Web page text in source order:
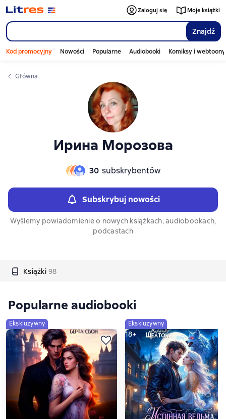
Znajdź
Zaloguj się Moje książki
Kod promocyjny Nowości Popularne Audiobooki Komiksy i webtoony
Główna
Ирина Морозова
30 subskrybentów
Subskrybuj nowości
Wyślemy powiadomienie o nowych książkach, audiobookach,
podcastach
Książki 98
Слайдер с книгами
Popularne audiobooki
Ekskluzywny Ekskluzywny
18+